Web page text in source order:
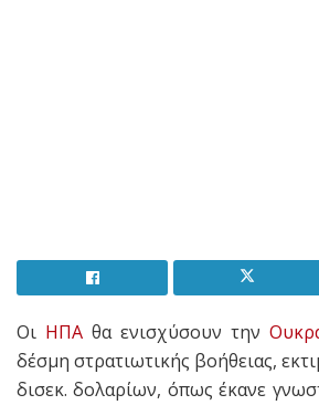
Οι ΗΠΑ θα ενισχύσουν την
δέσμη στρατιωτικής βοήθειας,
δισεκ. δολαρίων, όπως έκανε